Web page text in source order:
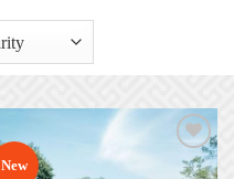
New